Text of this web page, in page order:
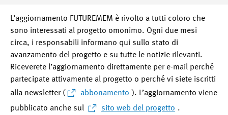
L’aggiornamento FUTUREMEM è rivolto a tutti coloro che
sono interessati al progetto omonimo. Ogni due mesi
circa, i responsabili informano qui sullo stato di
avanzamento del progetto e su tutte le notizie rilevanti.
Riceverete l’aggiornamento direttamente per e-mail perché
partecipate attivamente al progetto o perché vi siete iscritti
alla newsletter (
abbonamento ). L’aggiornamento viene
pubblicato anche sul
sito web del progetto .